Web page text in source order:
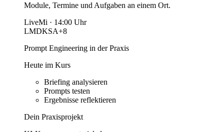
Module, Termine und Aufgaben an einem Ort.
LiveMi · 14:00 Uhr
LMDKSA+8
Prompt Engineering in der Praxis
Heute im Kurs
Briefing analysieren
Prompts testen
Ergebnisse reflektieren
Dein Praxisprojekt